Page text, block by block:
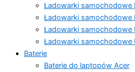
Ładowarki samochodowe
Ładowarki samochodowe
Ładowarki samochodowe
Ładowarki samochodowe
Baterie
Baterie do laptopów Acer